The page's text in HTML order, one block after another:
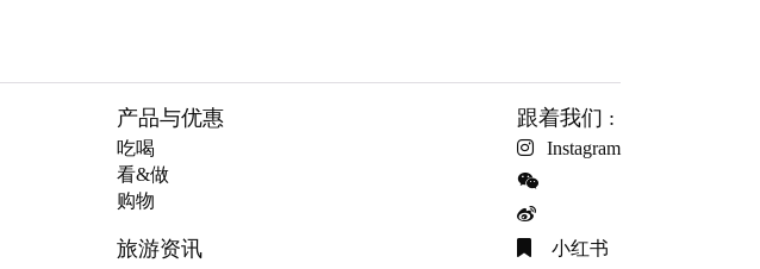
产品与优惠
吃喝
看&做
购物
旅游资讯
跟着我们 :
Instagram
小红书